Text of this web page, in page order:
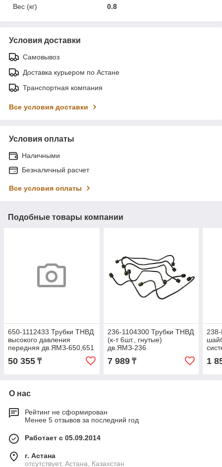
Вес (кг)
0.8
Условия доставки
Самовывоз
Доставка курьером по Астане
Транспортная компания
Все условия доставки
Условия оплаты
Наличными
Безналичный расчет
Все условия оплаты
Подобные товары компании
650-1112433 Трубки ТНВД
высокого давления
передняя дв.ЯМЗ-650,651
цил.) 5010550869
50 355 ₸
236-1104300 Трубки ТНВД
(к-т 6шт., гнутые)
дв.ЯМЗ-236
7 989₸ 1
О нас
Рейтинг не сформирован
Менее 5 отзывов за последний год
Работает с 05.09.2014
г. Астана
отсутствует, Астана, Казахстан